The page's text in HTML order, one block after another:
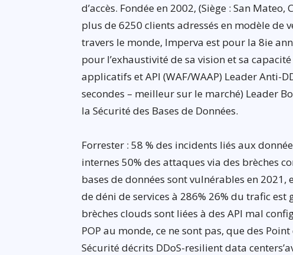
d’accès. Fondée en 2002, (Siège : San
plus de 6250 clients adressés en modèle de
travers le monde, Imperva est pour la 8ie
pour l’exhaustivité de sa vision et sa
applicatifs et API (WAF/WAAP) Leader Anti-
secondes – meilleur sur le marché) Leader
la Sécurité des Bases de Données.
Forrester : 58 % des incidents liés aux
internes 50% des attaques via des brèches
bases de données sont vulnérables en
de déni de services à 286% 26% du trafic
brèches clouds sont liées à des API mal
POP au monde, ce ne sont pas, que des
Sécurité décrits DDoS-resilient data